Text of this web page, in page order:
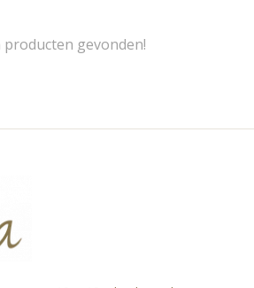
producten gevonden!